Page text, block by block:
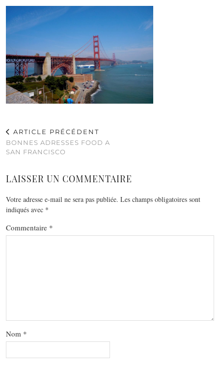
ARTICLE PRÉCÉDENT
BONNES ADRESSES FOOD A
SAN FRANCISCO
LAISSER UN COMMENTAIRE
Votre adresse e-mail ne sera pas publiée. Les champs obligatoires sont
indiqués avec *
Commentaire *
Nom *